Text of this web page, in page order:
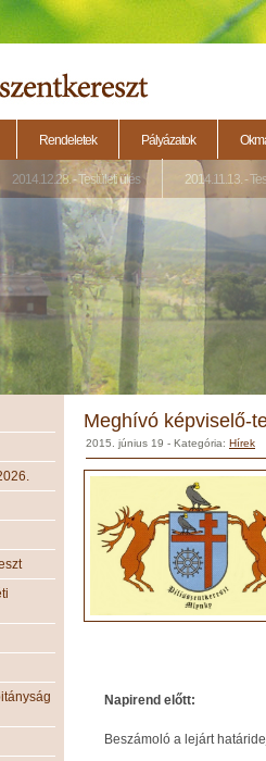
Rendeletek Pályázatok
2014.12.28. - Testületi ülés 2014.11.13. -
Meghívó képviselő-
2015. június 19 - Kategória: Hírek
Napirend előtt:
Beszámoló a lejárt